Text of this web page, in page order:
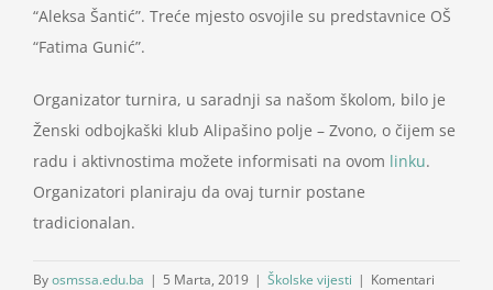
“Aleksa Šantić”. Treće mjesto osvojile su predstavnice OŠ
“Fatima Gunić”.
Organizator turnira, u saradnji sa našom školom, bilo je
Ženski odbojkaški klub Alipašino polje – Zvono, o čijem se
radu i aktivnostima možete informisati na ovom linku.
Organizatori planiraju da ovaj turnir postane
tradicionalan.
Byosmssa.edu.ba | 5 Marta, 2019 | Školske vijesti | Komentari